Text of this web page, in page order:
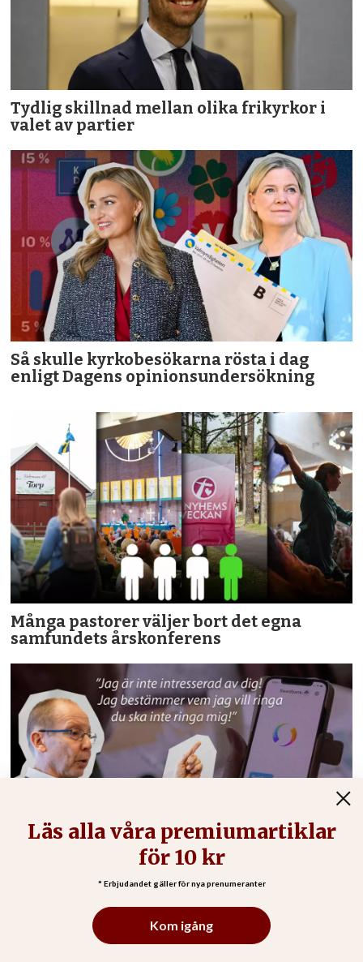
Tydlig skillnad mellan olika frikyrkor i
valet av partier
Så skulle kyrkobesökarna rösta i dag
enligt Dagens opinionsundersökning
Många pastorer väljer bort det egna
samfundets årskonferens
”sluta vara artig”